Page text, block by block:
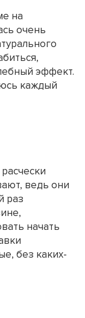
на
очень
эффект.
каждый
ведь они
раз
начать
без каких-